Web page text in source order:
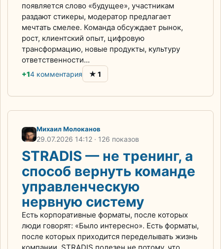
появляется слово «будущее», участникам
раздают стикеры, модератор предлагает
мечтать смелее. Команда обсуждает рынок,
рост, клиентский опыт, цифровую
трансформацию, новые продукты, культуру
ответственности...
+14 комментария ★ 1
Михаил Молоканов
29.07.2026 14:12 · 126 показов
STRADIS — не тренинг, а
способ вернуть команде
управленческую
нервную систему
Есть корпоративные форматы, после которых
люди говорят: «Было интересно». Есть форматы,
после которых приходится переделывать жизнь